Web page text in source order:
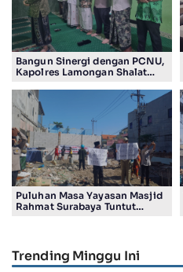
Bangun Sinergi dengan PCNU,
Kapolres Lamongan Shalat
Pengurus
Puluhan Masa Yayasan Masjid
Rahmat Surabaya Tuntut
Trending Minggu Ini